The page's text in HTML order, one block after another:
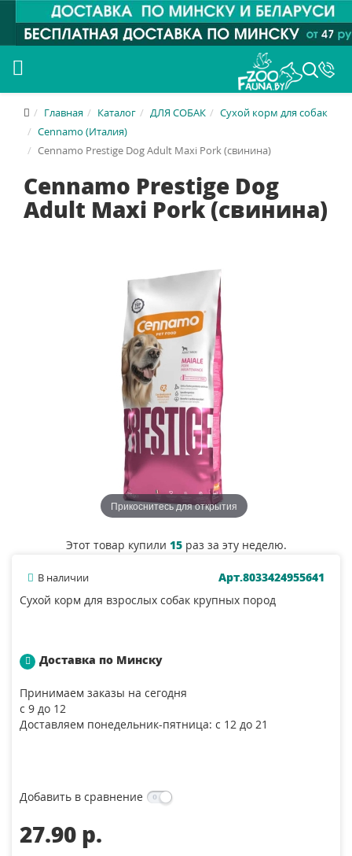
Главная Каталог ДЛЯ СОБАК
Сухой корм для собак
Cennamo (Италия)
Cennamo Prestige Dog Adult Maxi Pork (свинина)
Cennamo Prestige Dog
Adult Maxi Pork (свинина)
Прикоснитесь для открытия
Этот товар купили 15раз за эту неделю.
В наличии
Арт.8033424955641
Сухой корм для взрослых собак крупных пород
Доставка по Минску
Принимаем заказы на сегодня
с 9 до 12
Доставляем понедельник-пятница: с 12 до 21
Добавить в сравнение
27.90 p.